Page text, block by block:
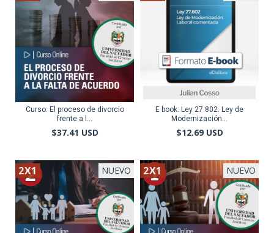
Curso: El proceso de divorcio
frente a l...
$37.41 USD
E book: Ley 27.802. Ley de
Modernización...
$12.69 USD
2X1 NUEVO 2X1 NUEVO